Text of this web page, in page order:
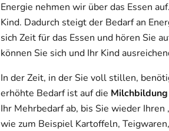
Energie nehmen wir über das Essen
Kind. Dadurch steigt der Bedarf an
sich Zeit für das Essen und hören Sie
können Sie sich und Ihr Kind
In der Zeit, in der Sie voll stillen,
erhöhte Bedarf ist auf die
Ihr Mehrbedarf ab, bis Sie wieder
wie zum Beispiel Kartoffeln,